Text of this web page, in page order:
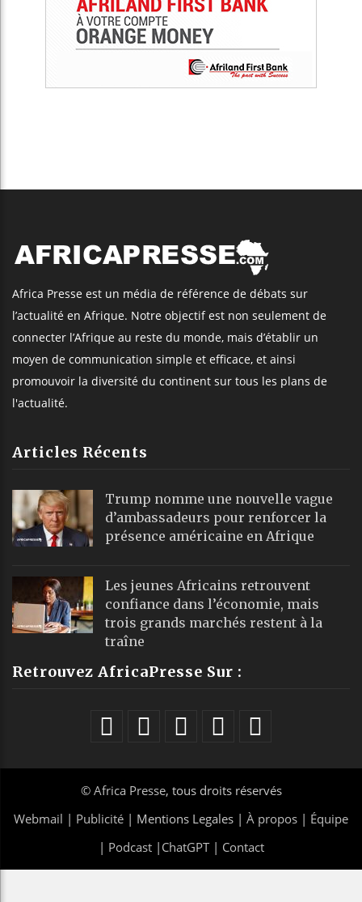
Africa Presse est un média de référence de débats sur
l’actualité en Afrique. Notre objectif est non seulement de
connecter l’Afrique au reste du monde, mais d’établir un
moyen de communication simple et efficace, et ainsi
promouvoir la diversité du continent sur tous les plans de
l'actualité.
Articles Récents
Trump nomme une nouvelle vague
d’ambassadeurs pour renforcer la
présence américaine en Afrique
Les jeunes Africains retrouvent
confiance dans l’économie, mais
trois grands marchés restent à la
traîne
Retrouvez AfricaPresse Sur :
© Africa Presse, tous droits réservés
Webmail | Publicité | Mentions Legales | À propos | Équipe
| Podcast| ChatGPT| Contact